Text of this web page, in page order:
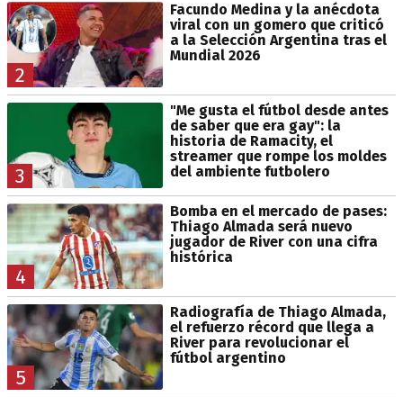
2
Facundo Medina y la anécdota
viral con un gomero que criticó
a la Selección Argentina tras el
Mundial 2026
3
"Me gusta el fútbol desde antes
de saber que era gay": la
historia de Ramacity, el
streamer que rompe los moldes
del ambiente futbolero
4
Bomba en el mercado de pases:
Thiago Almada será nuevo
jugador de River con una cifra
histórica
5
Radiografía de Thiago Almada,
el refuerzo récord que llega a
River para revolucionar el
fútbol argentino